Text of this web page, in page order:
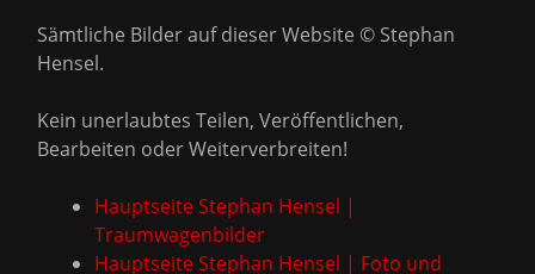
Sämtliche Bilder auf dieser Website © Stephan
Hensel.
Kein unerlaubtes Teilen, Veröffentlichen,
Bearbeiten oder Weiterverbreiten!
Hauptseite Stephan Hensel |
Traumwagenbilder
Hauptseite Stephan Hensel | Foto und